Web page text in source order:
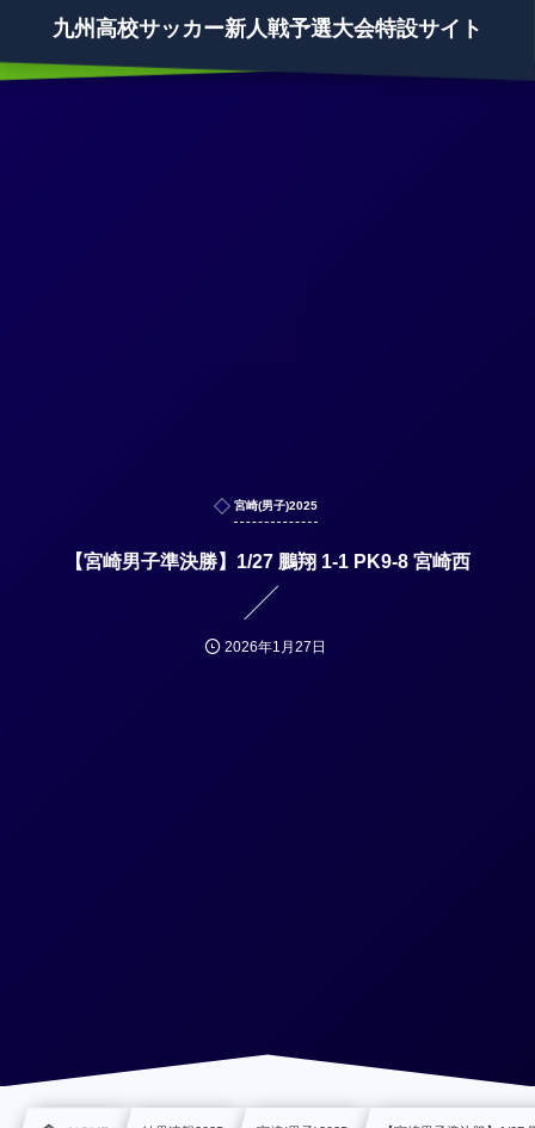
九州高校サッカー新人戦予選大会特設サイト
宮崎(男子)2025
【宮崎男子準決勝】1/27 鵬翔 1-1 PK9-8 宮崎西
2026年1月27日